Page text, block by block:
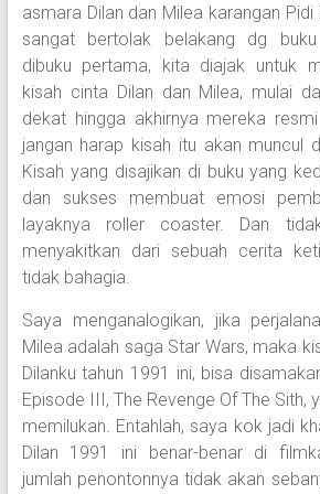
asmara Dilan dan Milea karangan
sangat bertolak belakang dg
dibuku pertama, kita diajak untuk
kisah cinta Dilan dan Milea, mulai
dekat hingga akhirnya mereka
jangan harap kisah itu akan muncul
Kisah yang disajikan di buku yang
dan sukses membuat emosi
layaknya roller coaster. Dan
menyakitkan dari sebuah cerita
tidak bahagia.
Saya menganalogikan, jika
Milea adalah saga Star Wars, maka
Dilanku tahun 1991 ini, bisa
Episode III, The Revenge Of The Sith,
memilukan. Entahlah, saya kok jadi
Dilan 1991 ini benar-benar di
jumlah penontonnya tidak akan